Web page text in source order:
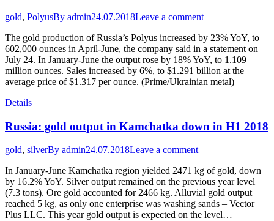
gold, PolyusBy admin24.07.2018Leave a comment
The gold production of Russia’s Polyus increased by 23% YoY, to
602,000 ounces in April-June, the company said in a statement on
July 24. In January-June the output rose by 18% YoY, to 1.109
million ounces. Sales increased by 6%, to $1.291 billion at the
average price of $1.317 per ounce. (Prime/Ukrainian metal)
Details
Russia: gold output in Kamchatka down in H1 2018
gold, silverBy admin24.07.2018Leave a comment
In January-June Kamchatka region yielded 2471 kg of gold, down
by 16.2% YoY. Silver output remained on the previous year level
(7.3 tons). Ore gold accounted for 2466 kg. Alluvial gold output
reached 5 kg, as only one enterprise was washing sands – Vector
Plus LLC. This year gold output is expected on the level…